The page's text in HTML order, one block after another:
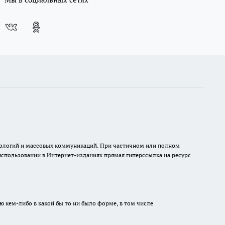
и массовых коммуникаций. При частичном или полном
в Интернет-изданиях прямая гиперссылка на ресурс
кем-либо в какой бы то ни было форме, в том числе